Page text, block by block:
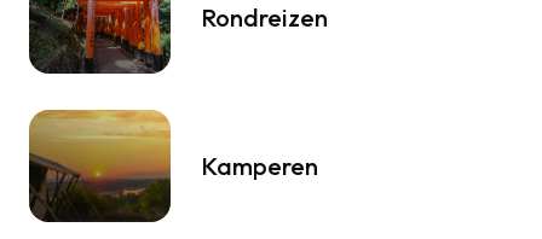
Rondreizen
Kamperen